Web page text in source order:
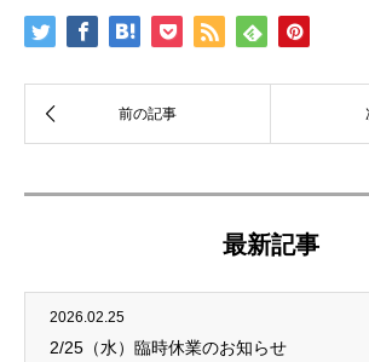
最新記事
2026.02.25
2/25（水）臨時休業のお知らせ